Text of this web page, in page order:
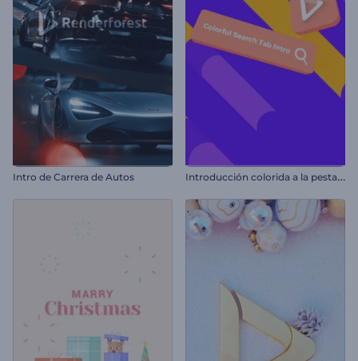
Intro de Carrera de Autos I
ntroducción colorida a la pestaña de búsqueda